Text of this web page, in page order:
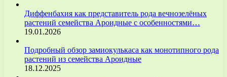
Диффенбахия как представитель рода вечнозелёных
растений семейства Ароидные с особенностями…
19.01.2026
Подробный обзор замиокулькаса как монотипного рода
растений из семейства Ароидные
18.12.2025